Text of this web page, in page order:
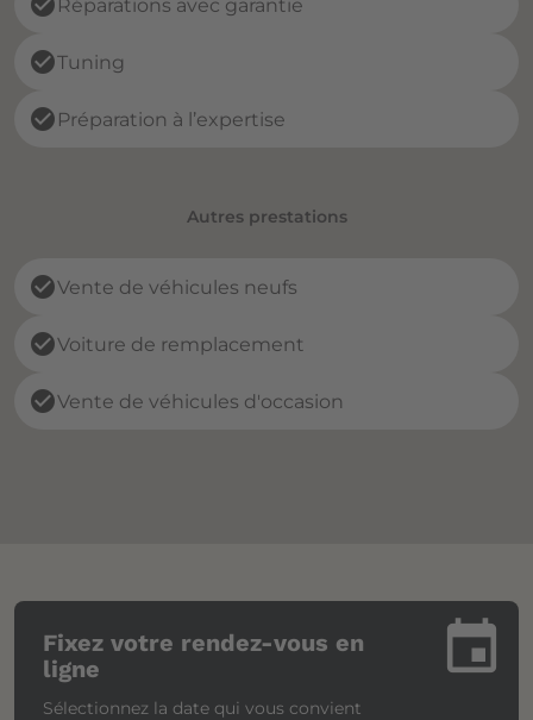
Réparations avec garantie
check_circleTuning
check_circle Préparation à l’expertise
Autres prestations
check_circleVente de véhicules neufs
check_circleVoiture de remplacement
check_circleVente de véhicules d'occasion
insert_invitation
Fixez votre rendez-vous en
ligne
Sélectionnez la date qui vous convient